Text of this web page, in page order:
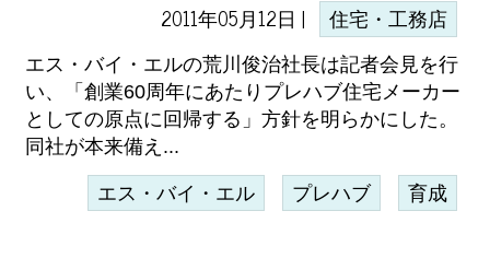
2011年05月12日 | 住宅・工務店
エス・バイ・エルの荒川俊治社長は記者会見を行
い、「創業60周年にあたりプレハブ住宅メーカー
としての原点に回帰する」方針を明らかにした。
同社が本来備え...
エス・バイ・エル プレハブ 育成